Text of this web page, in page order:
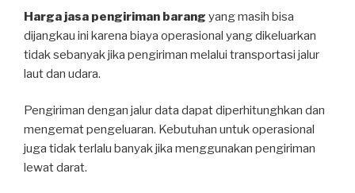
Harga jasa pengiriman barang yang masih bisa
dijangkau ini karena biaya operasional yang dikeluarkan
tidak sebanyak jika pengiriman melalui transportasi jalur
laut dan udara.
Pengiriman dengan jalur data dapat diperhitunghkan dan
mengemat pengeluaran. Kebutuhan untuk operasional
juga tidak terlalu banyak jika menggunakan pengiriman
lewat darat.